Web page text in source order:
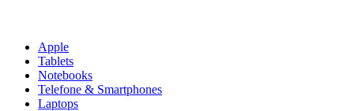
Apple
Tablets
Notebooks
Telefone & Smartphones
Laptops